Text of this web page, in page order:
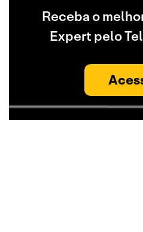
Receba o
Expert pelo